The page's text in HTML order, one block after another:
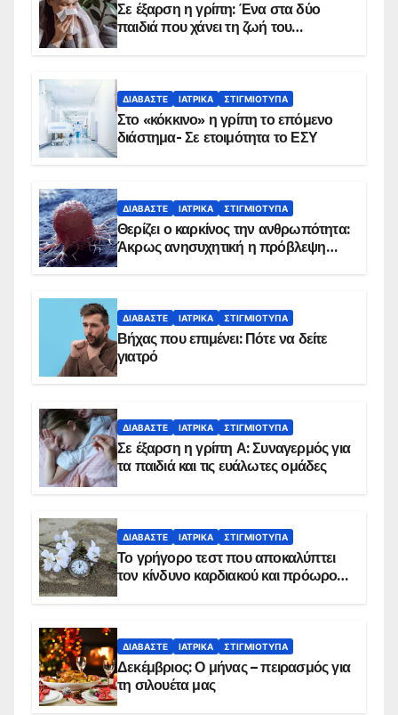
Σε έξαρση η γρίπη: Ένα στα δύο
παιδιά που χάνει τη ζωή του
ΔΙΑΒΆΣΤΕ ΙΑΤΡΙΚΆ ΣΤΙΓΜΙΌΤΥΠΑ
Στο «κόκκινο» η γρίπη το επόμενο
διάστημα- Σε ετοιμότητα το ΕΣΥ
ΔΙΑΒΆΣΤΕ ΙΑΤΡΙΚΆ ΣΤΙΓΜΙΌΤΥΠΑ
Θερίζει ο καρκίνος την ανθρωπότητα:
Άκρως ανησυχητική η πρόβλεψη…
ΔΙΑΒΆΣΤΕ ΙΑΤΡΙΚΆ ΣΤΙΓΜΙΌΤΥΠΑ
Βήχας που επιμένει: Πότε να δείτε
γιατρό
ΔΙΑΒΆΣΤΕ ΙΑΤΡΙΚΆ ΣΤΙΓΜΙΌΤΥΠΑ
Σε έξαρση η γρίπη Α: Συναγερμός για
τα παιδιά και τις ευάλωτες ομάδες
ΔΙΑΒΆΣΤΕ ΙΑΤΡΙΚΆ ΣΤΙΓΜΙΌΤΥΠΑ
Το γρήγορο τεστ που αποκαλύπτει
τον κίνδυνο καρδιακού και πρόωρου
ΔΙΑΒΆΣΤΕ ΙΑΤΡΙΚΆ ΣΤΙΓΜΙΌΤΥΠΑ
Δεκέμβριος: Ο μήνας – πειρασμός για
τη σιλουέτα μας